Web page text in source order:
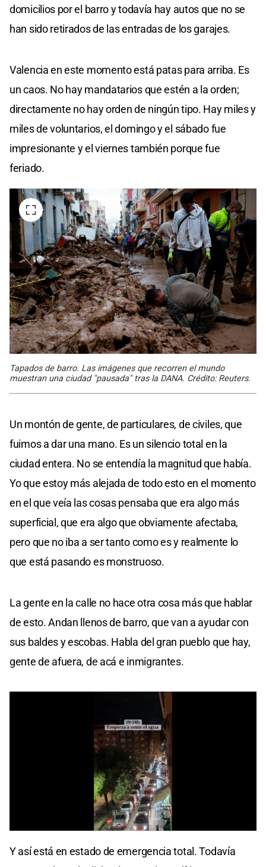
domicilios por el barro y todavía hay autos que no se
han sido retirados de las entradas de los garajes.
Valencia en este momento está patas para arriba. Es
un caos. No hay mandatarios que estén a la orden;
directamente no hay orden de ningún tipo. Hay miles y
miles de voluntarios, el domingo y el sábado fue
impresionante y el viernes también porque fue
feriado.
Tapados de barro. Las imágenes que recorren el mundo
muestran una ciudad "pausada" tras la DANA. Crédito: Reuters.
Un montón de gente, de particulares, de civiles, que
fuimos a dar una mano. Es un silencio total en la
ciudad entera. No se entendía la magnitud que había.
Yo que estoy más alejada de todo esto en el momento
en el que veía las cosas pensaba que era algo más
superficial, que era algo que obviamente afectaba,
pero que no iba a ser tanto como es y realmente lo
que está pasando es monstruoso.
La gente en la calle no hace otra cosa más que hablar
de esto. Andan llenos de barro, que van a ayudar con
sus baldes y escobas. Habla del gran pueblo que hay,
gente de afuera, de acá e inmigrantes.
seconds
of
Y así está en estado de emergencia total. Todavía